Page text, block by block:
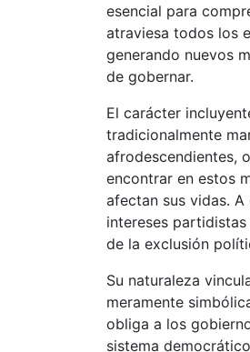
esencial para
atraviesa todos los
generando nuevos
de gobernar.
El carácter
tradicionalmente
afrodescendientes,
encontrar en estos
afectan sus vidas.
intereses
de la exclusión
Su naturaleza
meramente
obliga a los
sistema